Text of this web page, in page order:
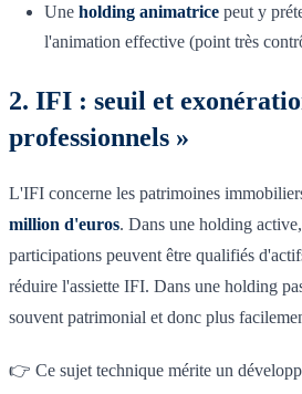
Une holding animatrice peut y
l'animation effective (point très
2. IFI : seuil et
professionnels »
L'IFI concerne les patrimoines
million d'euros. Dans une holding
participations peuvent être qualifiés
réduire l'assiette IFI. Dans une holding
souvent patrimonial et donc plus
👉 Ce sujet technique mérite un